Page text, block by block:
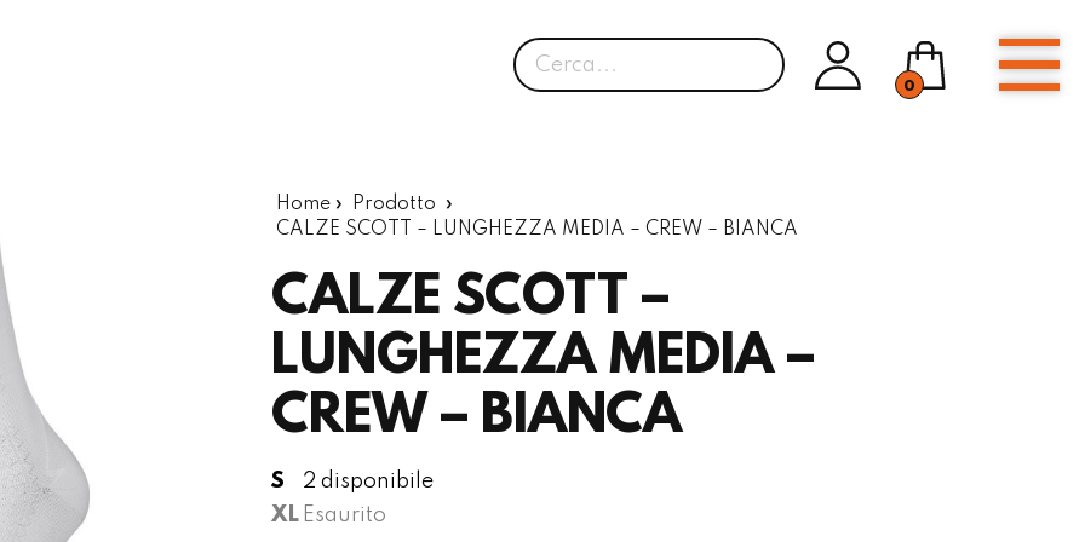
0
Home » Prodotto »
CALZE SCOTT – LUNGHEZZA MEDIA – CREW – BIANCA
CALZE SCOTT –
LUNGHEZZA MEDIA –
CREW – BIANCA
S
2 disponibile
XL Esaurito